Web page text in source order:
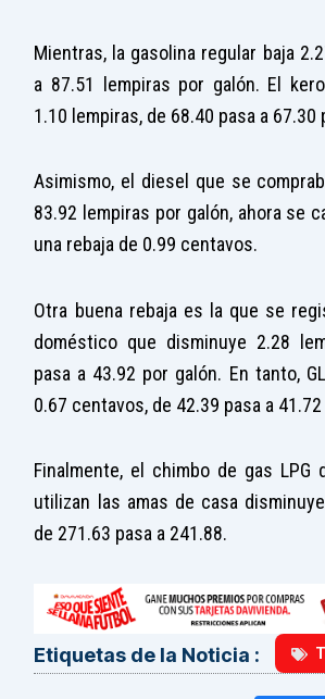
Mientras, la gasolina regular baja
a 87.51 lempiras por galón. El
1.10 lempiras, de 68.40 pasa a 67.30
Asimismo, el diesel que se
83.92 lempiras por galón, ahora se
una rebaja de 0.99 centavos.
Otra buena rebaja es la que se
doméstico que disminuye 2.28
pasa a 43.92 por galón. En tanto,
0.67 centavos, de 42.39 pasa a
Finalmente, el chimbo de gas LPG
utilizan las amas de casa
de 271.63 pasa a 241.88.
Etiquetas de la Noticia :